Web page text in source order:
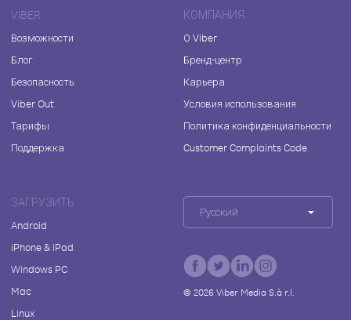
VIBER
Возможности
Блог
Безопасность
Viber Out
Тарифы
Поддержка
КОМПАНИЯ
О Viber
Бренд-центр
Карьера
Условия использования
Политика конфиденциальности
Customer Complaints Code
ЗАГРУЗИТЬ
Android
iPhone & iPad
Windows PC
Mac
Linux
Русский
© 2026Viber Media S.à r.l.